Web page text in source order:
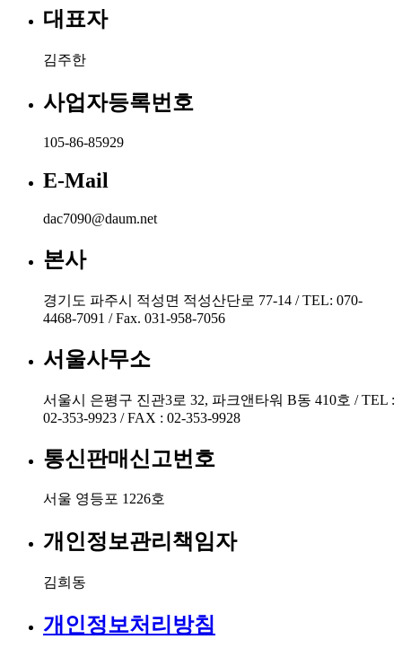
대표자
김주한
사업자등록번호
105-86-85929
E-Mail
dac7090@daum.net
본사
경기도 파주시 적성면 적성산단로 77-14 / TEL: 070-
4468-7091 / Fax. 031-958-7056
서울사무소
서울시 은평구 진관3로 32, 파크앤타워 B동 410호 / TEL :
02-353-9923 / FAX : 02-353-9928
통신판매신고번호
서울 영등포 1226호
개인정보관리책임자
김희동
개인정보처리방침